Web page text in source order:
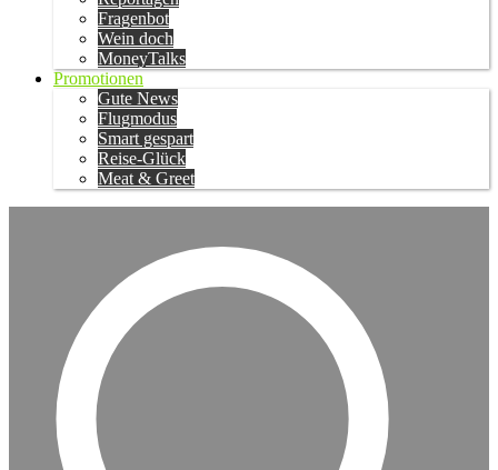
Fragenbot
Wein doch
MoneyTalks
Promotionen
Gute News
Flugmodus
Smart gespart
Reise-Glück
Meat & Greet